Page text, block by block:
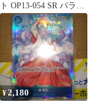
ト OP13-054 SR パラレ
ル
¥2,180